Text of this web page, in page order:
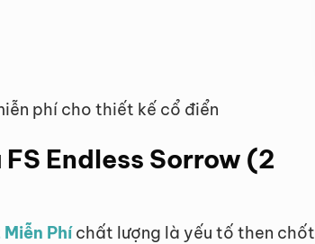
phí cho thiết kế cổ điển
Endless Sorrow (2
Phíchất lượng là yếu tố then chốt